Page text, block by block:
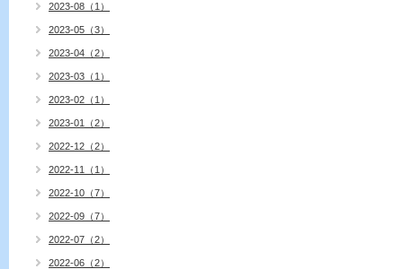
2023-08（1）
2023-05（3）
2023-04（2）
2023-03（1）
2023-02（1）
2023-01（2）
2022-12（2）
2022-11（1）
2022-10（7）
2022-09（7）
2022-07（2）
2022-06（2）